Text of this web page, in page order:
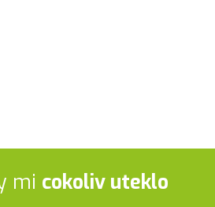
mi cokoliv uteklo